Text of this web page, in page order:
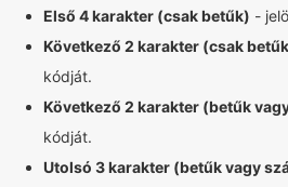
Első 4 karakter (csak betűk) -
Következő 2 karakter (csak
kódját.
Következő 2 karakter (betűk
kódját.
Utolsó 3 karakter (betűk vagy